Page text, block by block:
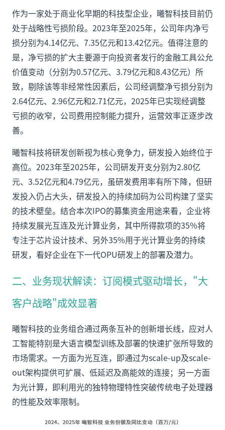
作为一家处于商业化早期的科技型企业，曦智科技目前仍
处于战略性亏损阶段。2023年至2025年，公司年内净亏
损分别为4.14亿元、7.35亿元和13.42亿元。值得注意的
是，净亏损的扩大主要源于向投资者发行的金融工具公允
价值变动（分别为0.57亿元、3.79亿元和8.43亿元）所
致，剔除该等非经常性因素后，公司经调整净亏损分别为
2.64亿元、2.96亿元和2.71亿元，2025年已实现经调整
亏损的收窄，公司费用控制能力提升，运营效率正逐步改
善。
曦智科技将研发创新视为核心竞争力，研发投入始终位于
高位。2023年至2025年，公司研发开支分别为2.80亿
元、3.52亿元和4.79亿元，虽研发费用率有所下降，但研
发投入仍占大头，研发投入的持续加码为公司构建了坚实
的技术壁垒。结合本次IPO的募集资金用途来看，企业将
持续发展光互连及光计算业务，其中所得款项的35%将
专注于芯片设计技术、另外35%用于光计算业务的持续
研发，看好企业在下一代OPU研发上的部署及潜力。
二、业务现状解读：订阅模式驱动增长，"大
客户战略"成效显著
曦智科技的业务组合通过两条互补的创新增长线，应对人
工智能特别是大语言模型训练及部署的快速扩张所导致的
市场需求。一方面为光互连，即通过为scale-up及scale-
out架构提供可扩展、低延迟及高能效的连接；另一方面
为光计算，即利用光的独特物理特性突破传统电子处理器
的性能及效率限制。